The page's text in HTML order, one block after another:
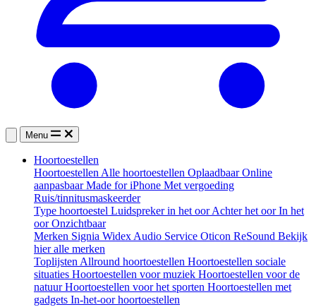
Menu
Hoortoestellen
HoortoestellenAlle hoortoestellen OplaadbaarOnline
aanpasbaarMade for iPhone Met vergoeding
Ruis/tinnitusmaskeerder
Type hoortoestel Luidspreker in het oorAchter het oorIn het
oorOnzichtbaar
Merken Signia WidexAudio Service Oticon ReSound Bekijk
hier alle merken
ToplijstenAllround hoortoestellen Hoortoestellen sociale
situaties Hoortoestellen voor muziek Hoortoestellen voor de
natuurHoortoestellen voor het sporten Hoortoestellen met
gadgets In-het-oor hoortoestellen